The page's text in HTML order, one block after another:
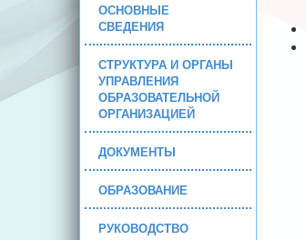
ОСНОВНЫЕ
СВЕДЕНИЯ
СТРУКТУРА И ОРГАНЫ
УПРАВЛЕНИЯ
ОБРАЗОВАТЕЛЬНОЙ
ОРГАНИЗАЦИЕЙ
ДОКУМЕНТЫ
ОБРАЗОВАНИЕ
РУКОВОДСТВО